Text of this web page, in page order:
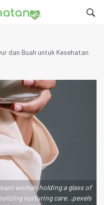
dan Buah untuk Kesehatan
woman holding a glass of
nurturing care. .pexels